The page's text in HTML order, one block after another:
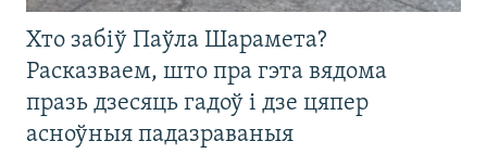
Хто забіў Паўла Шарамета?
Расказваем, што пра гэта вядома
празь дзесяць гадоў і дзе цяпер
асноўныя падазраваныя